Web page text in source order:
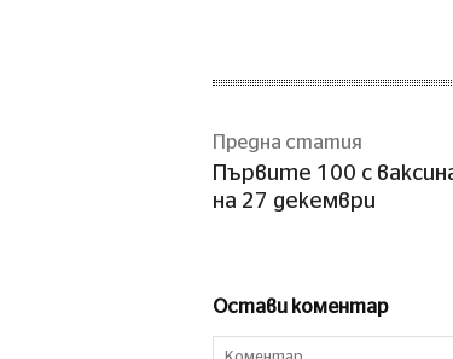
Предна статия
Първите 100 с
на 27 декември
Остави коментар